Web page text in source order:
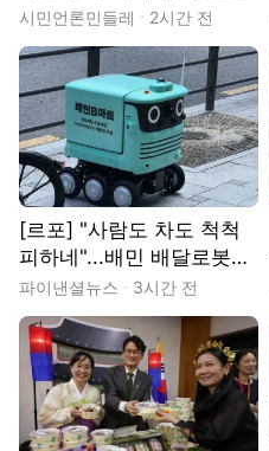
시민언론민들레 2시간 전
[르포] "사람도 차도 척척
피하네"...배민 배달로봇
'딜리'의 하루
파이낸셜뉴스 3시간 전